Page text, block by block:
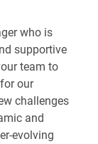
who is
supportive
team to
our
challenges
and
evolving